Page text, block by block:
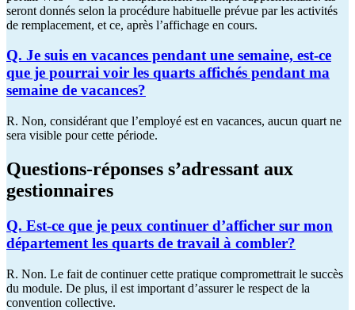
seront donnés selon la procédure habituelle prévue par les activités
de remplacement, et ce, après l’affichage en cours.
Q. Je suis en vacances pendant une semaine, est-ce
que je pourrai voir les quarts affichés pendant ma
semaine de vacances?
R. Non, considérant que l’employé est en vacances, aucun quart ne
sera visible pour cette période.
Questions-réponses s’adressant aux
gestionnaires
Q. Est-ce que je peux continuer d’afficher sur mon
département les quarts de travail à combler?
R. Non. Le fait de continuer cette pratique compromettrait le succès
du module. De plus, il est important d’assurer le respect de la
convention collective.